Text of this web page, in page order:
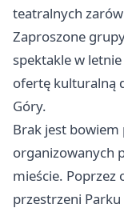
teatralnych
Zaproszone
spektakle w
ofertę kulturalną
Góry.
Brak jest
organizowanych
mieście. Poprzez
przestrzeni